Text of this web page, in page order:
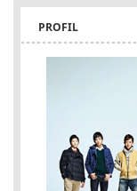
PROFIL